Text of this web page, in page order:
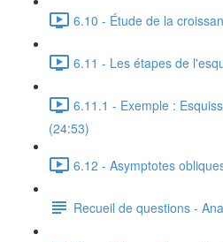
6.10 - Étude de la
6.11 - Les étapes de
6.11.1 - Exemple :
(24:53)
6.12 - Asymptotes
Recueil de questions -